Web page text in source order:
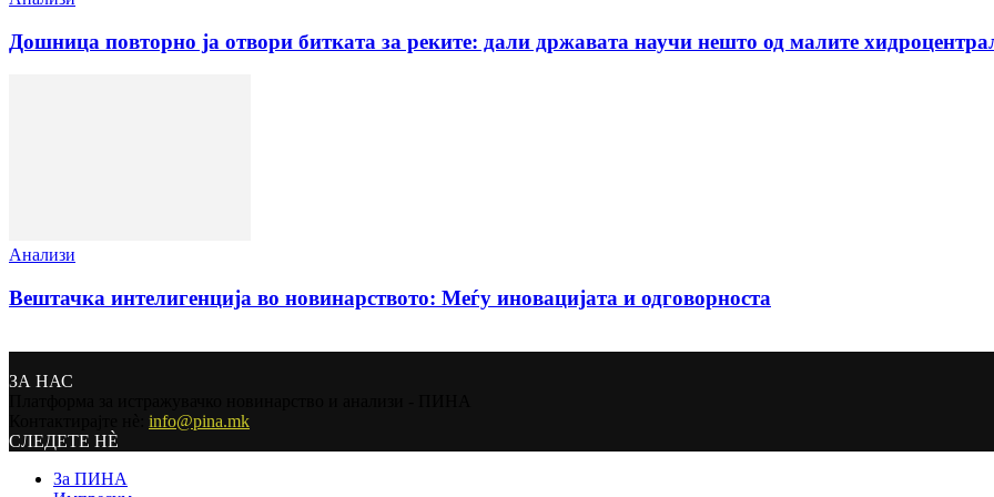
Дошница повторно ја отвори битката за реките: дали државата научи нешто од малите
Анализи
Вештачка интелигенција во новинарството: Меѓу иновацијата и одговорноста
ЗА НАС
info@pina.mk
СЛЕДЕТЕ НЀ
За ПИНА